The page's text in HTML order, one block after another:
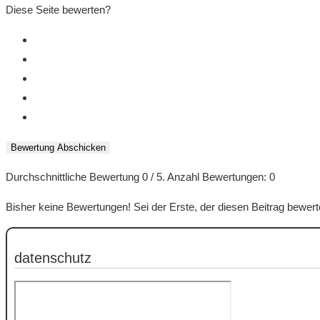
Diese Seite bewerten?
Bewertung Abschicken
Durchschnittliche Bewertung 0 / 5. Anzahl Bewertungen: 0
Bisher keine Bewertungen! Sei der Erste, der diesen Beitrag
datenschutz